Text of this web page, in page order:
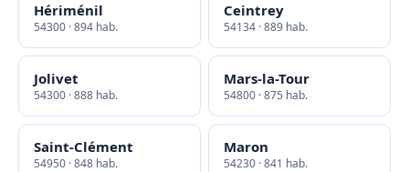
Hériménil
54300 · 894 hab.
Ceintrey
54134 · 889 hab.
Jolivet
54300 · 888 hab.
Mars-la-Tour
54800 · 875 hab.
Saint-Clément
54950 · 848 hab.
Maron
54230 · 841 hab.